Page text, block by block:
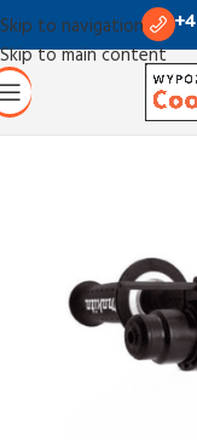
Skip to navigation
Skip to main content